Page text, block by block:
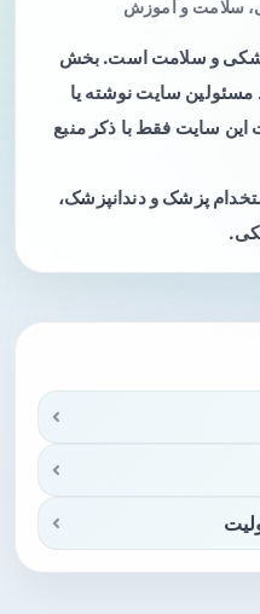
سلامت و آموزش
و سلامت است. بخش
سایت نوشته یا
این سایت فقط با ذکر منبع
پزشک و دندانپزشک،